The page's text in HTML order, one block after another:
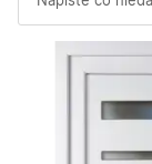
Vyhledávání